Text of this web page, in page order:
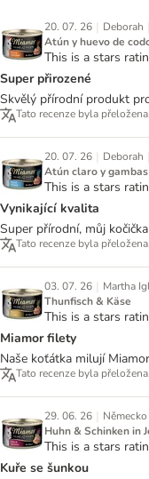
20. 07. 26 | Deborah |
Atún y huevo de
This is a stars
Super přirozené
Skvělý přírodní produkt
Tato recenze byla přeložena.
20. 07. 26 | Deborah |
Atún claro y
This is a stars
Vynikající kvalita
Super přírodní, můj
Tato recenze byla přeložena.
03. 07. 26 | Martha
Thunfisch & Käse
This is a stars
Miamor filety
Naše koťátka milují
Tato recenze byla přeložena.
29. 06. 26 | Německo
Huhn & Schinken in
This is a stars
Kuře se šunkou